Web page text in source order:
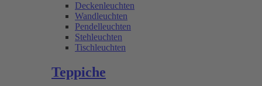
Deckenleuchten
Wandleuchten
Pendelleuchten
Stehleuchten
Tischleuchten
Teppiche